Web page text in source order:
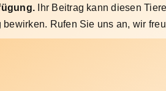
Ihr Beitrag kann diesen
Rufen Sie uns an, wir